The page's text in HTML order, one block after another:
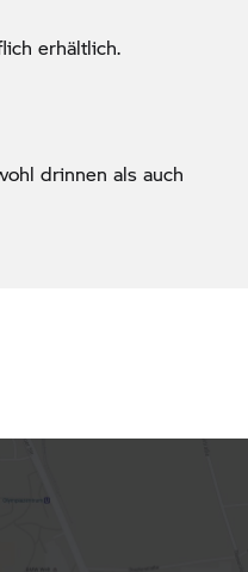
erhältlich.
drinnen als auch